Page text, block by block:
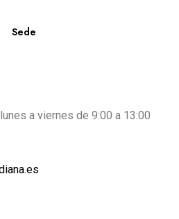
Sede
a viernes de 9:00 a 13:00